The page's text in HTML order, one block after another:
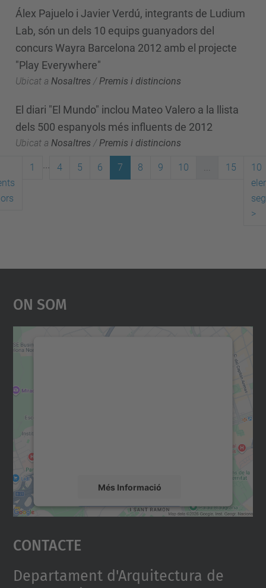
Álex Pajuelo i Javier Verdú, integrants de Ludium
Lab, són un dels 10 equips guanyadors del
concurs Wayra Barcelona 2012 amb el projecte
"Play Everywhere"
Ubicat a Nosaltres / Premis i distincions
El diari "El Mundo" inclou Mateo Valero a la llista
dels 500 espanyols més influents de 2012
Ubicat a Nosaltres /Premis i distincions
1 4 5 6 7 8 9 10 ... 15
10
>
On Som
Més Informació
Accepta
powered by
Contacte
Departament d'Arquitectura de